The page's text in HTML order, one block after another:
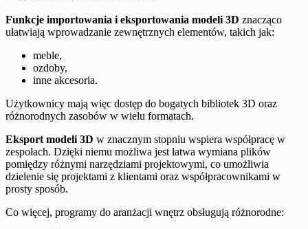
Funkcje importowania i eksportowania modeli 3D znacząco
ułatwiają wprowadzanie zewnętrznych elementów, takich jak:
meble,
ozdoby,
inne akcesoria.
Użytkownicy mają więc dostęp do bogatych bibliotek 3D oraz
różnorodnych zasobów w wielu formatach.
Eksport modeli 3D w znacznym stopniu wspiera współpracę w
zespołach. Dzięki niemu możliwa jest łatwa wymiana plików
pomiędzy różnymi narzędziami projektowymi, co umożliwia
dzielenie się projektami z klientami oraz współpracownikami w
prosty sposób.
Co więcej, programy do aranżacji wnętrz obsługują różnorodne: